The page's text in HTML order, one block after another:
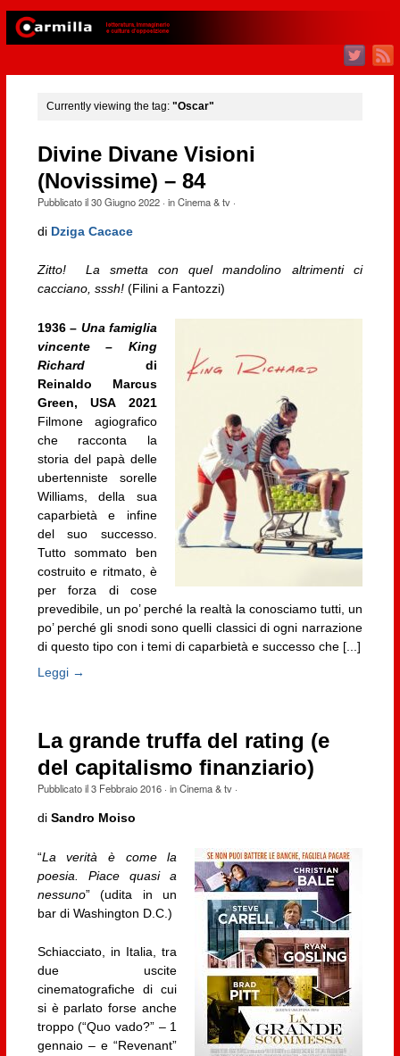
Currently viewing the tag: "Oscar"
Divine Divane Visioni
(Novissime) – 84
Pubblicato il30 Giugno 2022· inCinema & tv·
di Dziga Cacace
Zitto! La smetta con quel mandolino altrimenti ci
cacciano, sssh!(Filini a Fantozzi)
1936 – Una famiglia
vincente – King
Richarddi
Reinaldo Marcus
Green, USA 2021
Filmone agiografico
che racconta la
storia del papà delle
ubertenniste sorelle
Williams, della sua
caparbietà e infine
del suo successo.
Tutto sommato ben
costruito e ritmato, è
per forza di cose
prevedibile, un po’ perché la realtà la conosciamo tutti, un
po’ perché gli snodi sono quelli classici di ogni narrazione
di questo tipo con i temi di caparbietà e successo che [...]
Leggi →
La grande truffa del rating (e
del capitalismo finanziario)
Pubblicato il3 Febbraio 2016· inCinema & tv·
di Sandro Moiso
“La verità è come la
poesia. Piace quasi a
nessuno” (udita in un
bar di Washington D.C.)
Schiacciato, in Italia, tra
due uscite
cinematografiche di cui
si è parlato forse anche
troppo (“Quo vado?” – 1
gennaio – e “Revenant”